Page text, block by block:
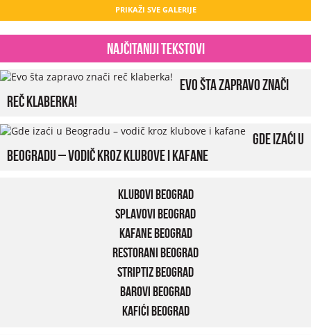
PRIKAŽI SVE GALERIJE
Najčitaniji tekstovi
Evo šta zapravo znači
reč klaberka!
Gde izaći u
Beogradu – vodič kroz klubove i kafane
Klubovi Beograd
Splavovi Beograd
Kafane Beograd
Restorani Beograd
Striptiz Beograd
Barovi Beograd
Kafići Beograd